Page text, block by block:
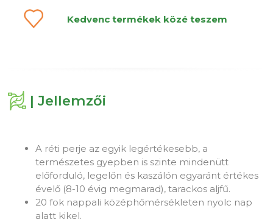
Kedvenc termékek közé teszem
| Jellemzői
A réti perje az egyik legértékesebb, a
természetes gyepben is szinte mindenütt
előforduló, legelőn és kaszálón egyaránt értékes
évelő (8-10 évig megmarad), tarackos aljfű.
20 fok nappali középhőmérsékleten nyolc nap
alatt kikel.